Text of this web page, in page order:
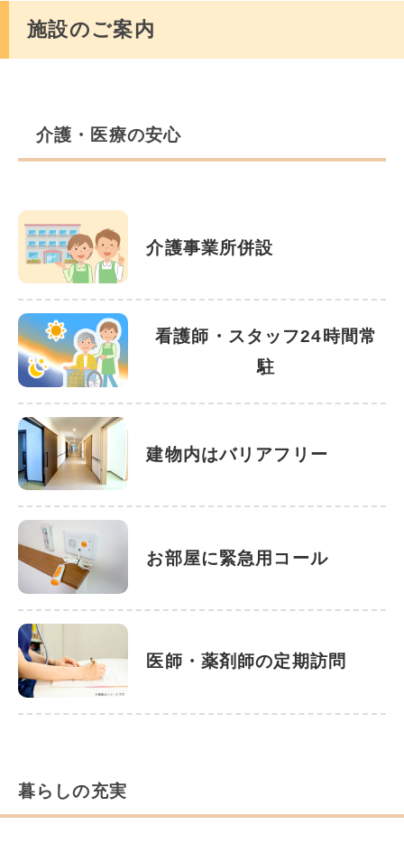
施設のご案内
介護・医療の安心
介護事業所併設
看護師・スタッフ24時間常
駐
建物内はバリアフリー
お部屋に緊急用コール
医師・薬剤師の定期訪問
暮らしの充実